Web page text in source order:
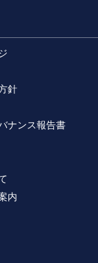
針
ナンス報告書
内